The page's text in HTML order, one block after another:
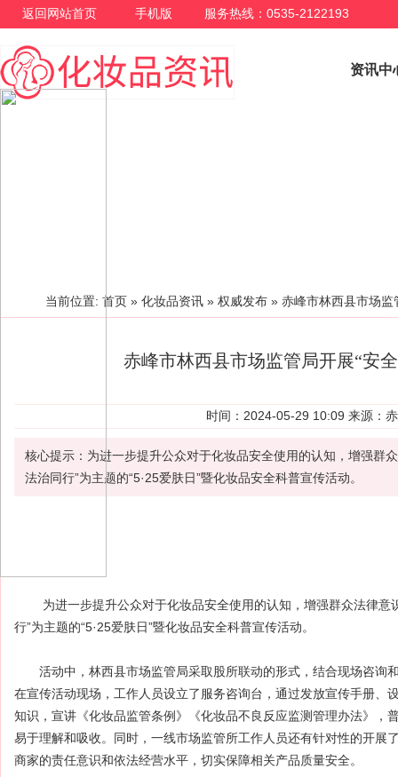
返回网站首页 手机版 服务热线：0535-2122193
资讯中
当前位置: 首页 » 化妆品资讯 » 权威发布 » 赤峰市林西县市场监
赤峰市林西县市场监管局开展“安
时间：2024-05-29 10:09 来源：
核心提示：为进一步提升公众对于化妆品安全使用的认知，增强群
法治同行”为主题的“5·25爱肤日”暨化妆品安全科普宣传活动。
为进一步提升公众对于化妆品安全使用的认知，增强群众法律意
行”为主题的“5·25爱肤日”暨化妆品安全科普宣传活动。
活动中，林西县市场监管局采取股所联动的形式，结合现场咨询
在宣传活动现场，工作人员设立了服务咨询台，通过发放宣传手册
知识，宣讲《化妆品监管条例》《化妆品不良反应监测管理办法》
易于理解和吸收。同时，一线市场监管所工作人员还有针对性的开
商家的责任意识和依法经营水平，切实保障相关产品质量安全。